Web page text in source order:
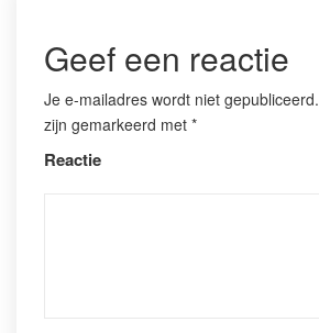
Geef een reactie
Je e-mailadres wordt niet gepubliceerd.
zijn gemarkeerd met *
Reactie